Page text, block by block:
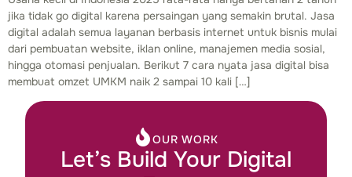
jika tidak go digital karena persaingan yang semakin brutal. Jasa
digital adalah semua layanan berbasis internet untuk bisnis mulai
dari pembuatan website, iklan online, manajemen media sosial,
hingga otomasi penjualan. Berikut 7 cara nyata jasa digital bisa
membuat omzet UMKM naik 2 sampai 10 kali […]
OUR WORK
Let’s Build Your Digital